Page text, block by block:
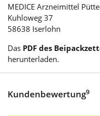
MEDICE Arzneimittel
Kuhloweg 37
58638 Iserlohn
Das PDF des
herunterladen.
Kundenbewertung9